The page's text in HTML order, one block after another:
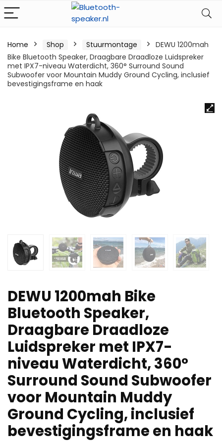
Home Shop Stuurmontage
DEWU 1200mah
Bike Bluetooth Speaker, Draagbare Draadloze Luidspreker
met IPX7-niveau Waterdicht, 360° Surround Sound
Subwoofer voor Mountain Muddy Ground Cycling, inclusief
bevestigingsframe en haak
DEWU 1200mah Bike
Bluetooth Speaker,
Draagbare Draadloze
Luidspreker met IPX7-
niveau Waterdicht, 360°
Surround Sound Subwoofer
voor Mountain Muddy
Ground Cycling, inclusief
bevestigingsframe en haak